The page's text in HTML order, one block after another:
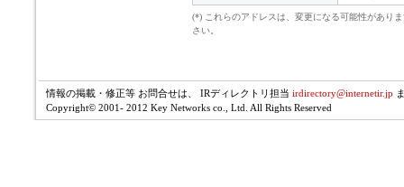
(*) これらのアドレスは、変更になる可能性があり
さい。
情報の掲載・修正等 お問合せは、 IRディレクトリ担当 irdirectory@internetir.jp
Copyright© 2001- 2012 Key Networks co., Ltd. All Rights Reserved